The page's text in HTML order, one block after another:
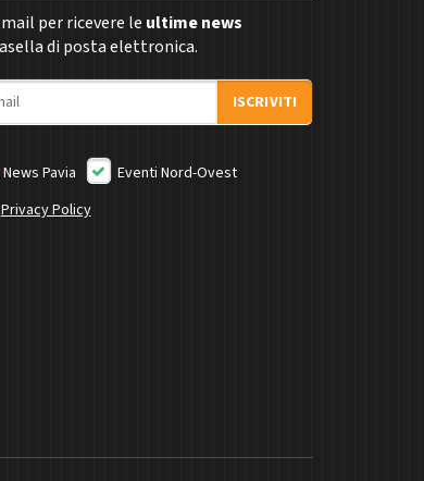
per ricevere le ultime news
di posta elettronica.
ISCRIVITI
News Pavia
Eventi Nord-Ovest
Privacy Policy